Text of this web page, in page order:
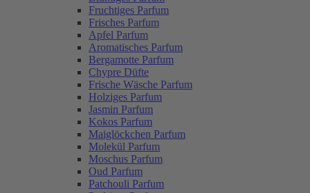
Fruchtiges Parfum
Frisches Parfum
Apfel Parfum
Aromatisches Parfum
Bergamotte Parfum
Chypre Düfte
Frische Wäsche Parfum
Holziges Parfum
Jasmin Parfum
Kokos Parfum
Maiglöckchen Parfum
Molekül Parfum
Moschus Parfum
Oud Parfum
Patchouli Parfum